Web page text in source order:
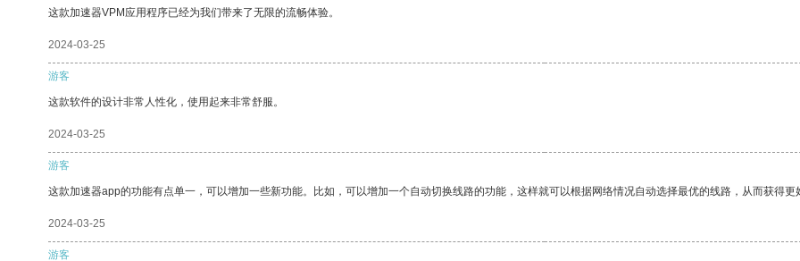
这款加速器VPM应用程序已经为我们带来了无限的流畅体验。
2024-03-25
游客
这款软件的设计非常人性化，使用起来非常舒服。
2024-03-25
游客
这款加速器app的功能有点单一，可以增加一些新功能。比如，可以增加一个自动切换线路的功能，这样就可以根据网络情况自动选择最优的线路，从而获得更
2024-03-25
游客